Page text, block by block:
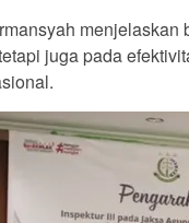
juga pada